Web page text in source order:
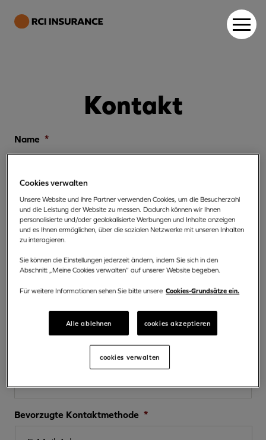
Kontakt
Name *
Name
Nachname
*
Bevorzugte Kontaktmethode *
Cookies verwalten
Unsere Website und ihre Partner verwenden Cookies, um die Besucherzahl
und die Leistung der Website zu messen. Dadurch können wir Ihnen
personalisierte und/oder geolokalisierte Werbungen und Inhalte anzeigen
und es Ihnen ermöglichen, über die sozialen Netzwerke mit unseren Inhalten
zu interagieren.
Sie können die Einstellungen jederzeit ändern, indem Sie sich in den
Abschnitt „Meine Cookies verwalten“ auf unserer Website begeben.
Für weitere Informationen sehen Sie bitte unsere Cookies-Grundsätze ein.
Alle ablehnen cookies akzeptieren
cookies verwalten